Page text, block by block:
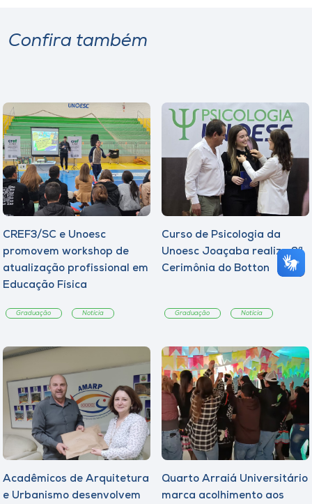
Confira também
CREF3/SC e Unoesc
promovem workshop de
atualização profissional em
Educação Física
Graduação Notícia
Curso de Psicologia da
Unoesc Joaçaba realiza 2ª
Cerimônia do Botton
Graduação Notícia
Acadêmicos de Arquitetura
e Urbanismo desenvolvem
Quarto Arraiá Universitário
marca acolhimento aos